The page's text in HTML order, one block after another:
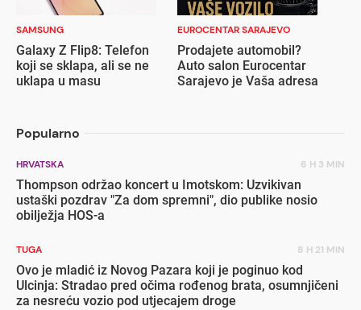
SAMSUNG
Galaxy Z Flip8: Telefon
koji se sklapa, ali se ne
uklapa u masu
EUROCENTAR SARAJEVO
Prodajete automobil?
Auto salon Eurocentar
Sarajevo je Vaša adresa
Popularno
HRVATSKA 6 H 3 MIN
Thompson održao koncert u Imotskom: Uzvikivan
ustaški pozdrav "Za dom spremni", dio publike nosio
obilježja HOS-a
TUGA 8 H 21 MIN
Ovo je mladić iz Novog Pazara koji je poginuo kod
Ulcinja: Stradao pred očima rođenog brata, osumnjičeni
za nesreću vozio pod utjecajem droge